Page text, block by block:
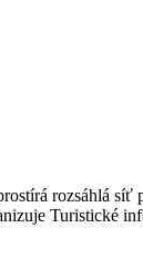
rozsáhlá
Turistické